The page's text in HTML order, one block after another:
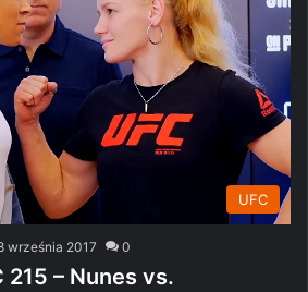
UFC
września 2017 0
– Nunes vs.